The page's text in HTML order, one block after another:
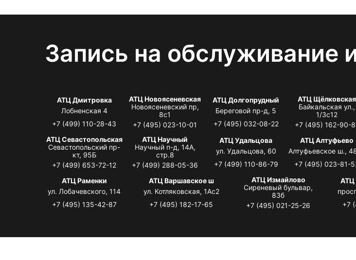
Запись на обслуживание
АТЦ Дмитровка
Лобненская 4
+7 (499) 110-28-43
АТЦ Новоясеневская
Новоясеневский пр,
8с1
+7 (495) 023-10-01
АТЦ Долгопрудный
Береговой пр-д, 5
+7 (495) 032-08-22
АТЦ Щёлковская
Байкальская ул.,
1/3с12
+7 (495) 162-90-
АТЦ Севастопольская
Севастопольский пр-
кт, 95Б
+7 (499) 653-72-12
АТЦ Научный
Научный п-д, 14А,
стр.8
+7 (499) 288-05-36
АТЦ Удальцова
ул. Удальцова, 60
+7 (499) 110-86-79
АТЦ Алтуфьево
Алтуфьевское ш.,
+7 (495) 023-81-
АТЦ Раменки
ул. Лобачевского, 114
+7 (495) 135-42-87
АТЦ Варшавское ш
ул. Котляковская, 1Ас2
+7 (495) 182-17-65
АТЦ Измайлово
Сиреневый бульвар,
83б
+7 (495) 021-25-26
АТЦ
+7